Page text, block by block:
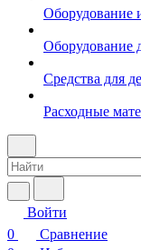
Оборудование
Оборудование
Средства для
Расходные
Войти
0
Сравнение